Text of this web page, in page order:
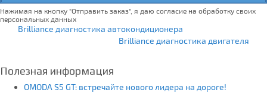
Нажимая на кнопку "Отправить заказ", я даю согласие на обработку своих
персональных данных
Brilliance диагностика автокондиционера
Brilliance диагностика двигателя
Полезная информация
OMODA S5 GT: встречайте нового лидера на дороге!